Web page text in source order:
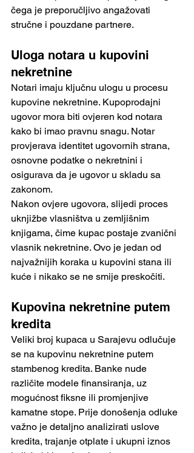
čega je preporučljivo angažovati
stručne i pouzdane partnere.
Uloga notara u kupovini
nekretnine
Notari imaju ključnu ulogu u procesu
kupovine nekretnine. Kupoprodajni
ugovor mora biti ovjeren kod notara
kako bi imao pravnu snagu. Notar
provjerava identitet ugovornih strana,
osnovne podatke o nekretnini i
osigurava da je ugovor u skladu sa
zakonom.
Nakon ovjere ugovora, slijedi proces
uknjižbe vlasništva u zemljišnim
knjigama, čime kupac postaje zvanični
vlasnik nekretnine. Ovo je jedan od
najvažnijih koraka u kupovini stana ili
kuće i nikako se ne smije preskočiti.
Kupovina nekretnine putem
kredita
Veliki broj kupaca u Sarajevu odlučuje
se na kupovinu nekretnine putem
stambenog kredita. Banke nude
različite modele finansiranja, uz
mogućnost fiksne ili promjenjive
kamatne stope. Prije donošenja odluke
važno je detaljno analizirati uslove
kredita, trajanje otplate i ukupni iznos